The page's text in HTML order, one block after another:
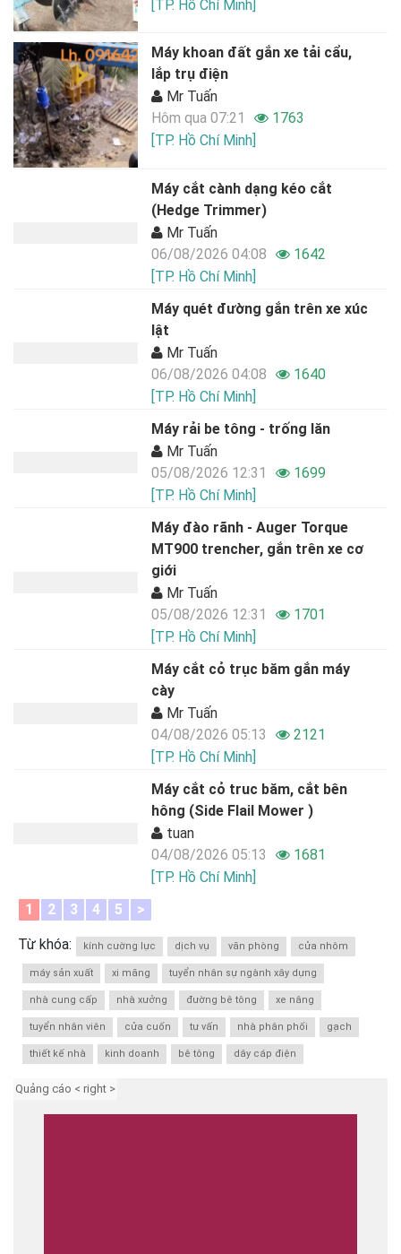
[TP. Hồ Chí Minh]
Máy khoan đất gắn xe tải cẩu,
lắp trụ điện
Mr Tuấn
Hôm qua 07:21
1763
[TP. Hồ Chí Minh]
Máy cắt cành dạng kéo cắt
(Hedge Trimmer)
Mr Tuấn
06/08/2026 04:08
1642
[TP. Hồ Chí Minh]
Máy quét đường gắn trên xe xúc
lật
Mr Tuấn
06/08/2026 04:08
1640
[TP. Hồ Chí Minh]
Máy rải be tông - trống lăn
Mr Tuấn
05/08/2026 12:31
1699
[TP. Hồ Chí Minh]
Máy đào rãnh - Auger Torque
MT900 trencher, gắn trên xe cơ
giới
Mr Tuấn
05/08/2026 12:31
1701
[TP. Hồ Chí Minh]
Máy cắt cỏ trục băm gắn máy
cày
Mr Tuấn
04/08/2026 05:13
2121
[TP. Hồ Chí Minh]
Máy cắt cỏ truc băm, cắt bên
hông (Side Flail Mower )
tuan
04/08/2026 05:13
1681
[TP. Hồ Chí Minh]
1
2 3 4 5 >
Từ khóa: kính cường lực dịch vụ văn phòng cửa nhôm
máy sản xuất xi măng tuyển nhân sự ngành xây dựng
nhà cung cấp nhà xưởng đường bê tông xe nâng
tuyển nhân viên cửa cuốn tư vấn nhà phân phối gạch
thiết kế nhà kinh doanh bê tông dây cáp điện
Quảng cáo < right >